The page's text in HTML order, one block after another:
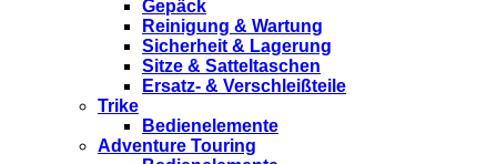
Gepäck
Reinigung & Wartung
Sicherheit & Lagerung
Sitze & Satteltaschen
Ersatz- & Verschleißteile
Trike
Bedienelemente
Adventure Touring